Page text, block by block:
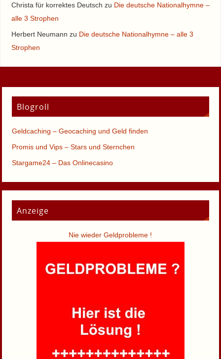
Christa für korrektes Deutsch zu Die deutsche Nationalhymne –
alle 3 Strophen
Herbert Neumann zu Die deutsche Nationalhymne – alle 3
Strophen
Blogroll
Geldcaching – Geocaching und Geld finden
Promis und Vips – Stars und Sternchen
Stargame24 – Das Onlinecasino
Anzeige
Nie wieder Geldprobleme !